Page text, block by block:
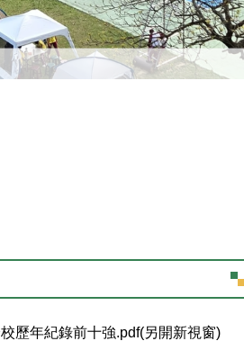
歷年紀錄前十強.pdf(另開新視窗)